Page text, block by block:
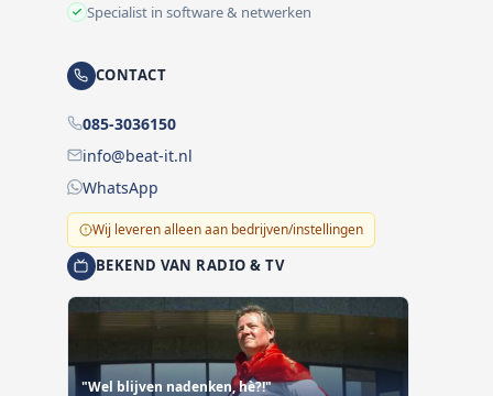
Specialist in software & netwerken
CONTACT
085-3036150
info@beat-it.nl
WhatsApp
Wij leveren alleen aan bedrijven/instellingen
BEKEND VAN RADIO & TV
"Wel blijven nadenken, hè?!"